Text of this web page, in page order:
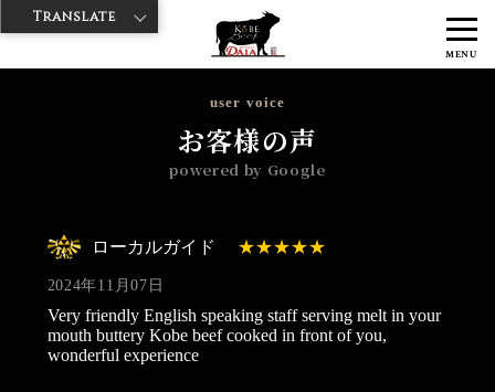
MENU
神戸牛ダイヤ > 神戸牛ダイア 歌舞伎町店
ローカ
user voice
お客様の声
powered by Google
ローカルガイド
2024年11月07日
Very friendly English speaking staff serving melt in your
mouth buttery Kobe beef cooked in front of you,
wonderful experience
Translate